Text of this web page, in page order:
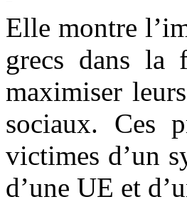
Elle montre
grecs dans la
maximiser
sociaux. Ces
victimes d’un
d’une UE et